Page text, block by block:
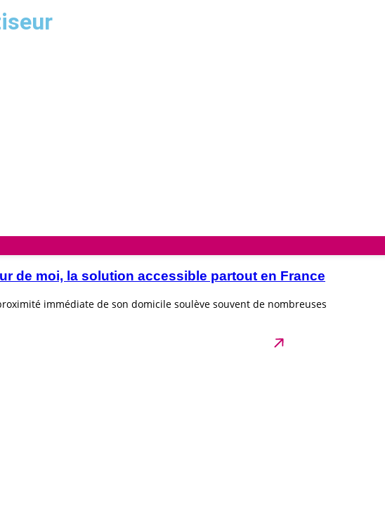
de moi, la solution accessible partout en France
immédiate de son domicile soulève souvent de nombreuses